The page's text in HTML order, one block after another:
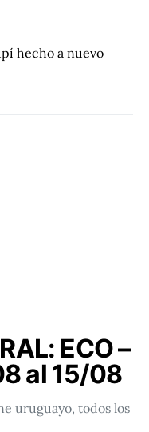
hecho a nuevo
ECO –
al 15/08
uruguayo, todos los